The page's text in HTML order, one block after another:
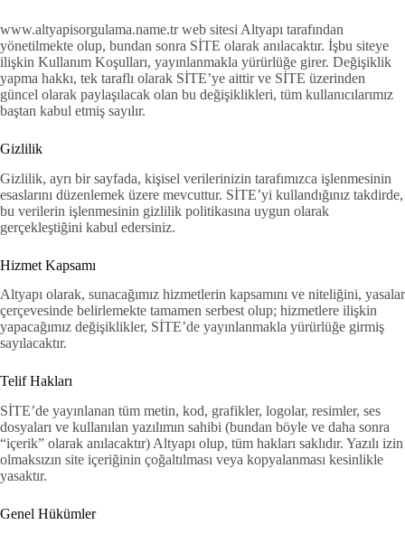
www.altyapisorgulama.name.tr web sitesi Altyapı tarafından
yönetilmekte olup, bundan sonra SİTE olarak anılacaktır. İşbu siteye
ilişkin Kullanım Koşulları, yayınlanmakla yürürlüğe girer. Değişiklik
yapma hakkı, tek taraflı olarak SİTE’ye aittir ve SİTE üzerinden
güncel olarak paylaşılacak olan bu değişiklikleri, tüm kullanıcılarımız
baştan kabul etmiş sayılır.
Gizlilik
Gizlilik, ayrı bir sayfada, kişisel verilerinizin tarafımızca işlenmesinin
esaslarını düzenlemek üzere mevcuttur. SİTE’yi kullandığınız takdirde,
bu verilerin işlenmesinin gizlilik politikasına uygun olarak
gerçekleştiğini kabul edersiniz.
Hizmet Kapsamı
Altyapı olarak, sunacağımız hizmetlerin kapsamını ve niteliğini, yasalar
çerçevesinde belirlemekte tamamen serbest olup; hizmetlere ilişkin
yapacağımız değişiklikler, SİTE’de yayınlanmakla yürürlüğe girmiş
sayılacaktır.
Telif Hakları
SİTE’de yayınlanan tüm metin, kod, grafikler, logolar, resimler, ses
dosyaları ve kullanılan yazılımın sahibi (bundan böyle ve daha sonra
“içerik” olarak anılacaktır) Altyapı olup, tüm hakları saklıdır. Yazılı izin
olmaksızın site içeriğinin çoğaltılması veya kopyalanması kesinlikle
yasaktır.
Genel Hükümler